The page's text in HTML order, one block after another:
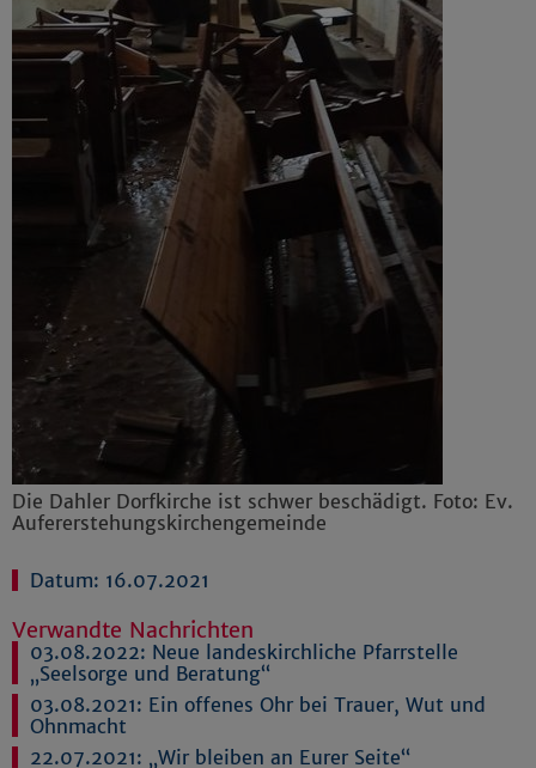
Die Dahler Dorfkirche ist schwer beschädigt. Foto: Ev.
Aufererstehungskirchengemeinde
Datum: 16.07.2021
Verwandte Nachrichten
03.08.2022: Neue landeskirchliche Pfarrstelle
„Seelsorge und Beratung“
03.08.2021: Ein offenes Ohr bei Trauer, Wut und
Ohnmacht
22.07.2021: „Wir bleiben an Eurer Seite“